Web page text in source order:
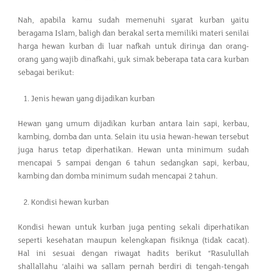
Nah, apabila kamu sudah memenuhi syarat kurban yaitu
beragama Islam, baligh dan berakal serta memiliki materi senilai
harga hewan kurban di luar nafkah untuk dirinya dan orang-
orang yang wajib dinafkahi, yuk simak beberapa tata cara kurban
sebagai berikut:
Jenis hewan yang dijadikan kurban
Hewan yang umum dijadikan kurban antara lain sapi, kerbau,
kambing, domba dan unta. Selain itu usia hewan-hewan tersebut
juga harus tetap diperhatikan. Hewan unta minimum sudah
mencapai 5 sampai dengan 6 tahun sedangkan sapi, kerbau,
kambing dan domba minimum sudah mencapai 2 tahun.
Kondisi hewan kurban
Kondisi hewan untuk kurban juga penting sekali diperhatikan
seperti kesehatan maupun kelengkapan fisiknya (tidak cacat).
Hal ini sesuai dengan riwayat hadits berikut “Rasulullah
shallallahu ‘alaihi wa sallam pernah berdiri di tengah-tengah